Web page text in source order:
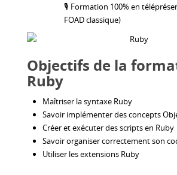
🎙 Formation 100% en
FOAD classique)
Objectifs de la
Ruby
Maîtriser la syntaxe Ruby
Savoir implémenter des concepts
Créer et exécuter des scripts en Ruby
Savoir organiser correctement son
Utiliser les extensions Ruby